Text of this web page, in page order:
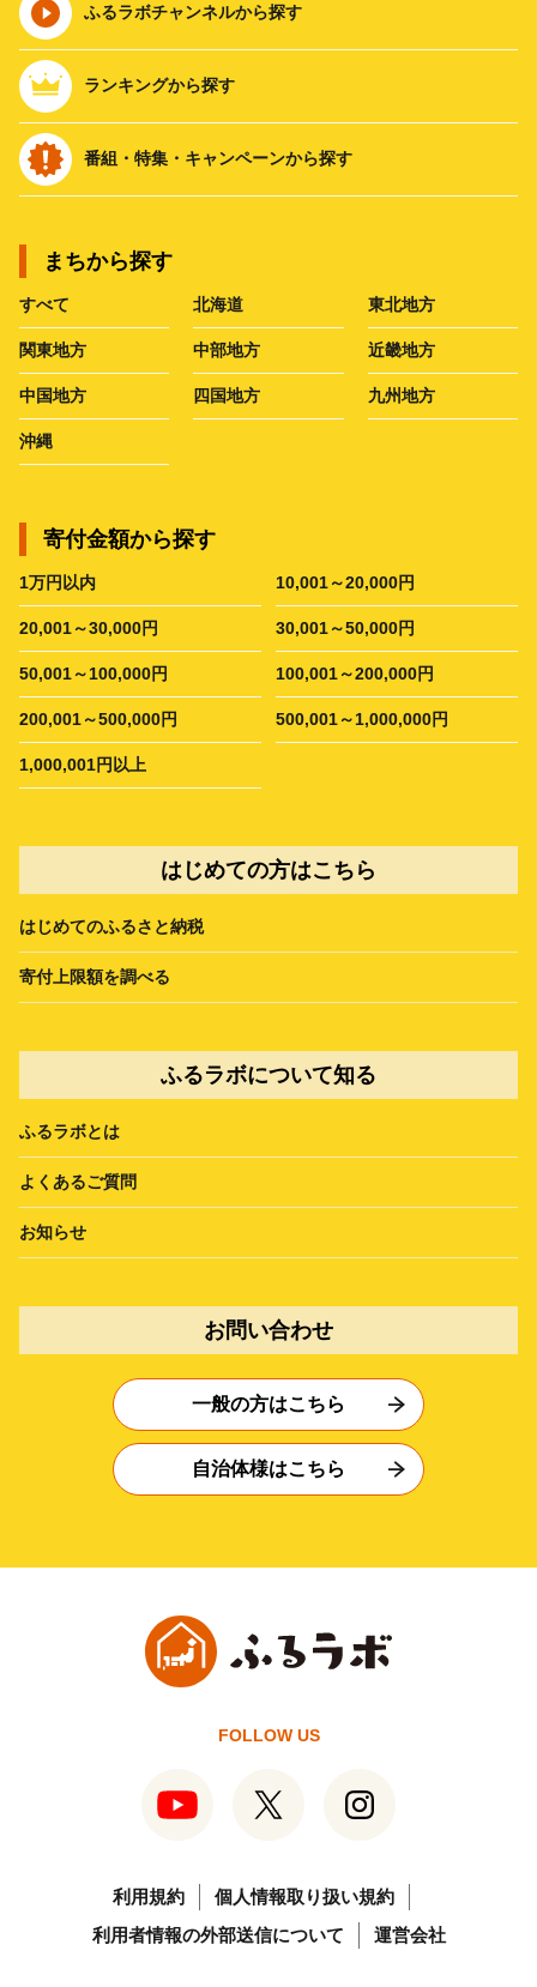
ふるラボチャンネルから探す
ランキングから探す
番組・特集・キャンペーンから探す
まちから探す
すべて 北海道 東北地方
関東地方 中部地方 近畿地方
中国地方 四国地方 九州地方
沖縄
寄付金額から探す
1万円以内 10,001～20,000円
20,001～30,000円 30,001～50,000円
50,001～100,000円 100,001～200,000円
200,001～500,000円 500,001～1,000,000円
1,000,001円以上
はじめての方はこちら
はじめてのふるさと納税
寄付上限額を調べる
ふるラボについて知る
ふるラボとは
よくあるご質問
お知らせ
お問い合わせ
一般の方はこちら
自治体様はこちら
FOLLOW US
利用規約
個人情報取り扱い規約
利用者情報の外部送信について
運営会社